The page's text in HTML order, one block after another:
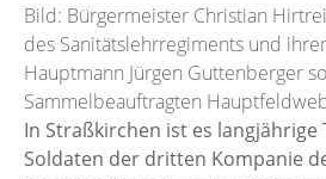
Bild: Bürgermeister Christian
des Sanitätslehrregiments und
Hauptmann Jürgen Guttenberger
Sammelbeauftragten
In Straßkirchen ist es langjährige
Soldaten der dritten Kompanie